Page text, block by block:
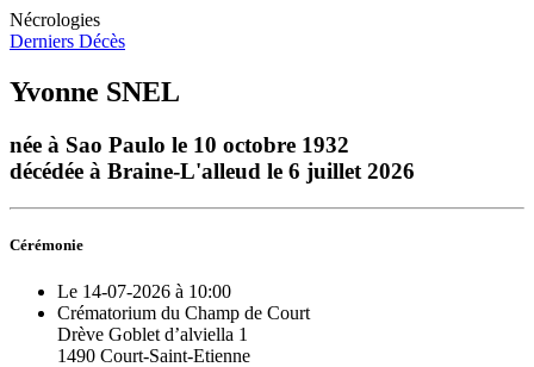
Nécrologies
Derniers Décès
Yvonne SNEL
née à Sao Paulo le 10 octobre 1932
décédée à Braine-L'alleud le 6 juillet 2026
Cérémonie
Le 14-07-2026 à 10:00
Crématorium du Champ de Court
Drève Goblet d’alviella 1
1490 Court-Saint-Etienne